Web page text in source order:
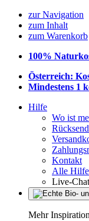
zur Navigation
zum Inhalt
zum Warenkorb
100%
Österreich:
Mindestens 1
Hilfe
Wo ist
Kontakt
Alle
Live-Chat
Mehr Inspiration